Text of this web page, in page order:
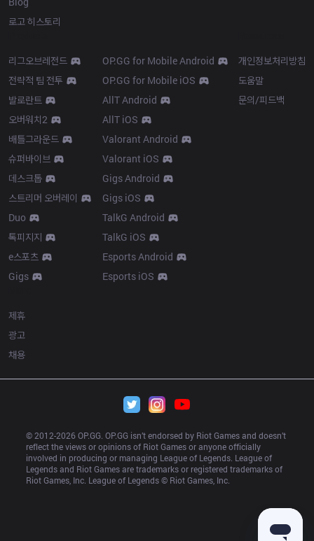
로고 히스토리
리그오브레전드
전략적 팀 전투
발로란트
오버워치2
배틀그라운드
슈퍼바이브
데스크톱
스트리머 오버레이
Duo
톡피지지
e스포츠
Gigs
OP.GG for Mobile Android
OP.GG for Mobile iOS
AllT Android
AllT iOS
Valorant Android
Valorant iOS
Gigs Android
Gigs iOS
TalkG Android
TalkG iOS
Esports Android
Esports iOS
개인정보처리방침
도움말
문의/피드백
제휴
광고
채용
© 2012-2026 OP.GG. OP.GG isn’t endorsed by Riot Games and doesn’t
reflect the views or opinions of Riot Games or anyone officially
involved in producing or managing League of Legends. League of
Legends and Riot Games are trademarks or registered trademarks of
Riot Games, Inc. League of Legends © Riot Games, Inc.